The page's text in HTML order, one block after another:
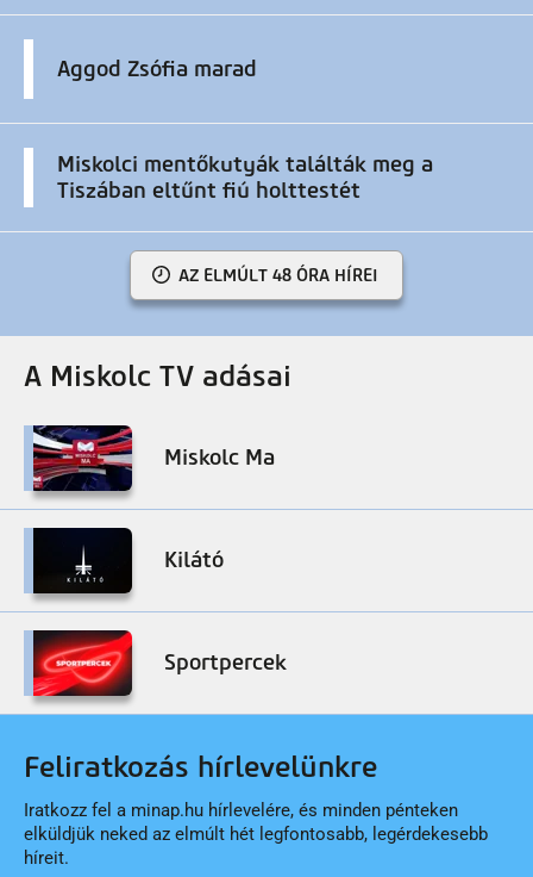
Aggod Zsófia marad
Miskolci mentőkutyák találták meg a
Tiszában eltűnt fiú holttestét
AZ ELMÚLT 48 ÓRA HÍREI
A Miskolc TV adásai
Miskolc Ma
Kilátó
Sportpercek
Feliratkozás hírlevelünkre
Iratkozz fel a minap.hu hírlevelére, és minden pénteken
elküldjük neked az elmúlt hét legfontosabb, legérdekesebb
híreit.